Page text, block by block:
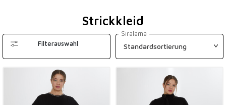
Strickkleid
Filterauswahl
Sıralama